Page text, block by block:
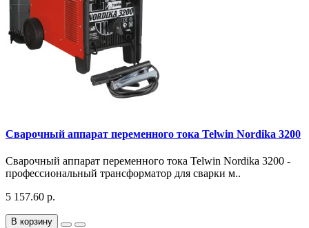
Сварочный аппарат переменного тока Telwin Nordika 3200
Сварочный аппарат переменного тока Telwin Nordika 3200 -
профессиональный трансформатор для сварки м..
5 157.60 р.
В корзину